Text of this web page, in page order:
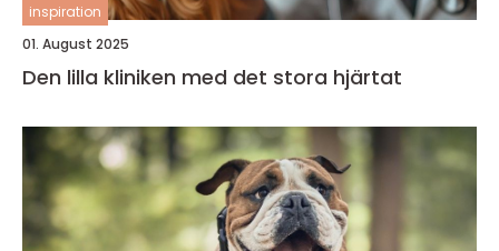
inspiration
01. August 2025
Den lilla kliniken med det stora hjärtat